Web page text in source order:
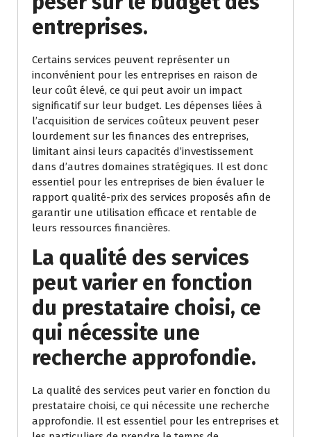
entreprises.
Certains services peuvent représenter un
inconvénient pour les entreprises en raison de
leur coût élevé, ce qui peut avoir un impact
significatif sur leur budget. Les dépenses liées à
l’acquisition de services coûteux peuvent peser
lourdement sur les finances des entreprises,
limitant ainsi leurs capacités d’investissement
dans d’autres domaines stratégiques. Il est donc
essentiel pour les entreprises de bien évaluer le
rapport qualité-prix des services proposés afin de
garantir une utilisation efficace et rentable de
leurs ressources financières.
La qualité des services
peut varier en fonction
du prestataire choisi, ce
qui nécessite une
recherche approfondie.
La qualité des services peut varier en fonction du
prestataire choisi, ce qui nécessite une recherche
approfondie. Il est essentiel pour les entreprises et